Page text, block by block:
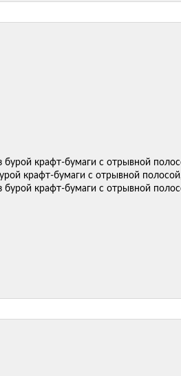
крафт-бумаги с отрывной